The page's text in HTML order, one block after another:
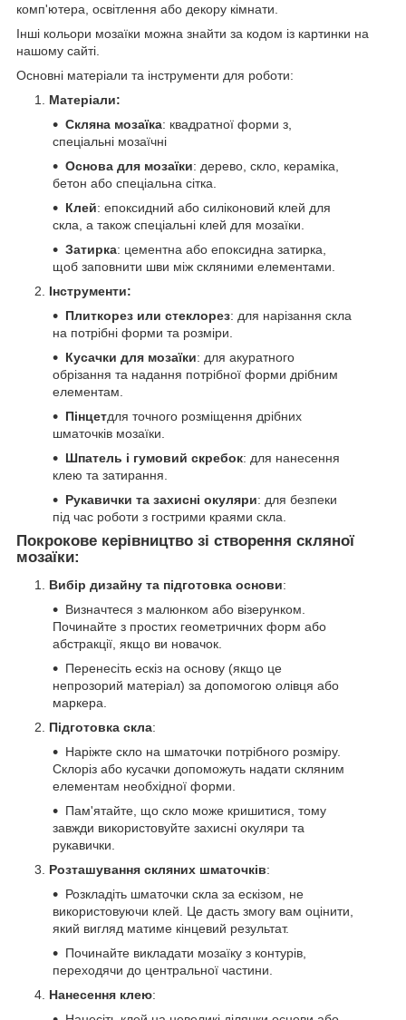
комп'ютера, освітлення або декору кімнати.
Інші кольори мозаїки можна знайти за кодом із картинки на
нашому сайті.
Основні матеріали та інструменти для роботи:
Матеріали:
Скляна мозаїка: квадратної форми з,
спеціальні мозаїчні
Основа для мозаїки: дерево, скло, кераміка,
бетон або спеціальна сітка.
Клей: епоксидний або силіконовий клей для
скла, а також спеціальні клей для мозаїки.
Затирка: цементна або епоксидна затирка,
щоб заповнити шви між скляними елементами.
Інструменти:
Плиткорез или стеклорез: для нарізання скла
на потрібні форми та розміри.
Кусачки для мозаїки: для акуратного
обрізання та надання потрібної форми дрібним
елементам.
Пінцетдля точного розміщення дрібних
шматочків мозаїки.
Шпатель і гумовий скребок: для нанесення
клею та затирання.
Рукавички та захисні окуляри: для безпеки
під час роботи з гострими краями скла.
Покрокове керівництво зі створення скляної
мозаїки:
Вибір дизайну та підготовка основи:
Визначтеся з малюнком або візерунком.
Починайте з простих геометричних форм або
абстракції, якщо ви новачок.
Перенесіть ескіз на основу (якщо це
непрозорий матеріал) за допомогою олівця або
маркера.
Підготовка скла:
Наріжте скло на шматочки потрібного розміру.
Склоріз або кусачки допоможуть надати скляним
елементам необхідної форми.
Пам'ятайте, що скло може кришитися, тому
завжди використовуйте захисні окуляри та
рукавички.
Розташування скляних шматочків:
Розкладіть шматочки скла за ескізом, не
використовуючи клей. Це дасть змогу вам оцінити,
який вигляд матиме кінцевий результат.
Починайте викладати мозаїку з контурів,
переходячи до центральної частини.
Нанесення клею: